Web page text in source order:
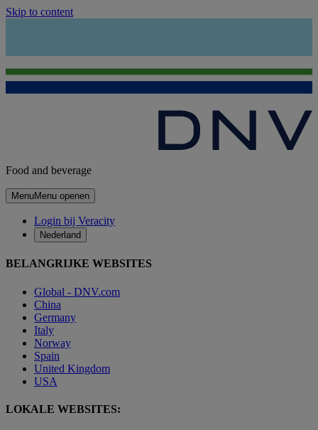
Skip to content
Food and beverage
MenuMenu openen
Login bij Veracity
Nederland
BELANGRIJKE WEBSITES
Global - DNV.com
China
Germany
Italy
Norway
Spain
United Kingdom
USA
LOKALE WEBSITES: